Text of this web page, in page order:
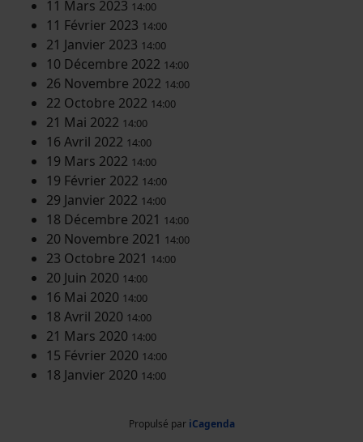
11 Mars 2023 14:00
11 Février 2023 14:00
21 Janvier 2023 14:00
10 Décembre 2022 14:00
26 Novembre 2022 14:00
22 Octobre 2022 14:00
21 Mai 2022 14:00
16 Avril 2022 14:00
19 Mars 2022 14:00
19 Février 2022 14:00
29 Janvier 2022 14:00
18 Décembre 2021 14:00
20 Novembre 2021 14:00
23 Octobre 2021 14:00
20 Juin 2020 14:00
16 Mai 2020 14:00
18 Avril 2020 14:00
21 Mars 2020 14:00
15 Février 2020 14:00
18 Janvier 2020 14:00
Propulsé par iCagenda